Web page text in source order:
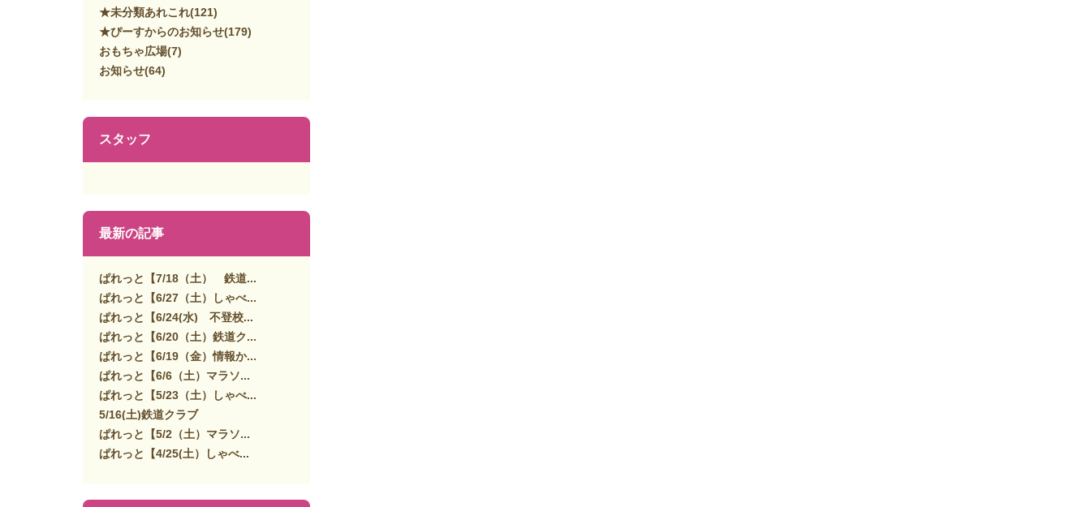
★未分類あれこれ(121)
★ぴーすからのお知らせ(179)
おもちゃ広場(7)
お知らせ(64)
スタッフ
最新の記事
ぱれっと【7/18（土） 鉄道...
ぱれっと【6/27（土）しゃべ...
ぱれっと【6/24(水) 不登校...
ぱれっと【6/20（土）鉄道ク...
ぱれっと【6/19（金）情報か...
ぱれっと【6/6（土）マラソ...
ぱれっと【5/23（土）しゃべ...
5/16(土)鉄道クラブ
ぱれっと【5/2（土）マラソ...
ぱれっと【4/25(土）しゃべ...